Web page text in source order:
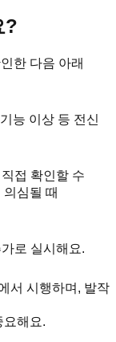
?
한 다음 아래
능 이상 등 전신
접 확인할 수
심될 때
로 실시해요.
서 시행하며, 발작
요해요.